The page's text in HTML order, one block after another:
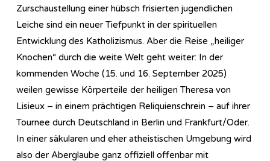
Zurschaustellung einer hübsch frisierten jugendlichen
Leiche sind ein neuer Tiefpunkt in der spirituellen
Entwicklung des Katholizismus. Aber die Reise „heiliger
Knochen“ durch die weite Welt geht weiter: In der
kommenden Woche (15. und 16. September 2025)
weilen gewisse Körperteile der heiligen Theresa von
Lisieux – in einem prächtigen Reliquienschrein – auf ihrer
Tournee durch Deutschland in Berlin und Frankfurt/Oder.
In einer säkularen und eher atheistischen Umgebung wird
also der Aberglaube ganz offiziell offenbar mit